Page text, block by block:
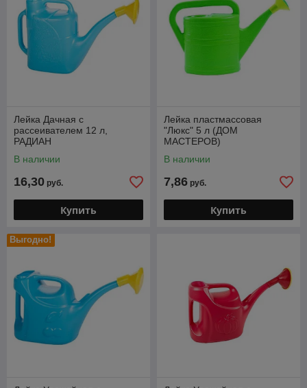
Лейка Дачная с
рассеивателем 12 л,
РАДИАН
В наличии
16,30 руб.
Купить
Лейка пластмассовая
"Люкс" 5 л (ДОМ
МАСТЕРОВ)
В наличии
7,86 руб.
Купить
Выгодно!